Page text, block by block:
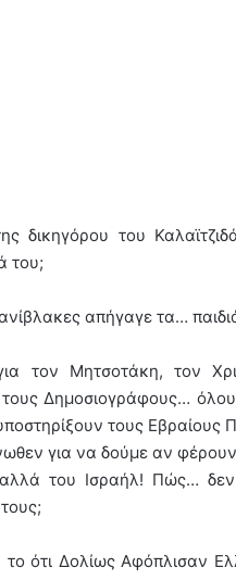
δικηγόρου του
του;
απήγαγε τα…
τον Μητσοτάκη, τον
τους Δημοσιογράφους…
τους Εβραίους
για να δούμε αν
του Ισραήλ! Πώς… δεν
ότι Δολίως Αφόπλισαν